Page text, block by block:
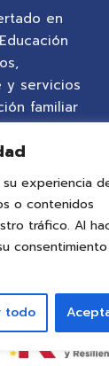
su experiencia
o contenidos
tráfico. Al
todo
en
y servicios
familiar